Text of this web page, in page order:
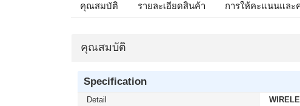
คุณสมบัติ รายละเอียดสินค้า การให้คะแนนและ
คุณสมบัติ
Specification
Detail